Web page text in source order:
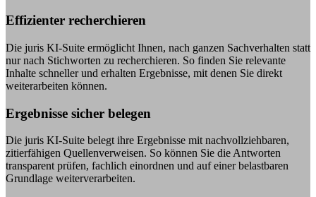
Effizienter recherchieren
Die juris KI-Suite ermöglicht Ihnen, nach ganzen Sachverhalten statt
nur nach Stichworten zu recherchieren. So finden Sie relevante
Inhalte schneller und erhalten Ergebnisse, mit denen Sie direkt
weiterarbeiten können.
Ergebnisse sicher belegen
Die juris KI-Suite belegt ihre Ergebnisse mit nachvollziehbaren,
zitierfähigen Quellenverweisen. So können Sie die Antworten
transparent prüfen, fachlich einordnen und auf einer belastbaren
Grundlage weiterverarbeiten.